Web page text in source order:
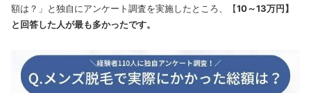
額は？」と独自にアンケート調査を実施したところ、【10～13万円】
と回答した人が最も多かったです。